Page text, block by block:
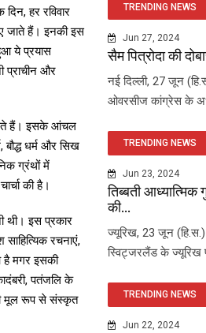
हर रविवार
जाते हैं। इनकी इस
ये प्रयास
प्राचीन और
हैं। इसके आंचल
बौद्ध धर्म और सिख
ग्रंथों में
की है।
थी। इस प्रकार
रचनाएं,
है मगर इसकी
पतंजलि के
मूल रूप से संस्कृत
TRENDING NEWS
Jun 27, 2024
सैम पित्रोदा की
नई दिल्ली, 27 जून
ओवरसीज कांग्रेस के
TRENDING NEWS
Jun 23, 2024
तिब्बती
की...
ज्यूरिख, 23 जून
स्विट्जरलैंड के ज्यूरिख
TRENDING NEWS
Jun 22, 2024